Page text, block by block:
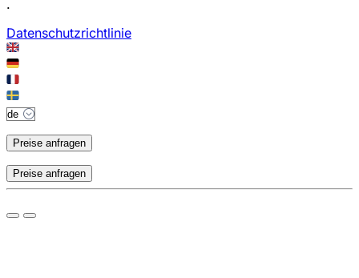
.
Datenschutzrichtlinie
Preise anfragen
Preise anfragen